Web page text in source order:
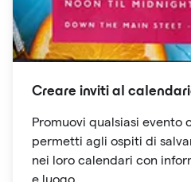
Creare inviti al
Promuovi qualsiasi evento
permetti agli ospiti di
nei loro calendari con
e luogo.